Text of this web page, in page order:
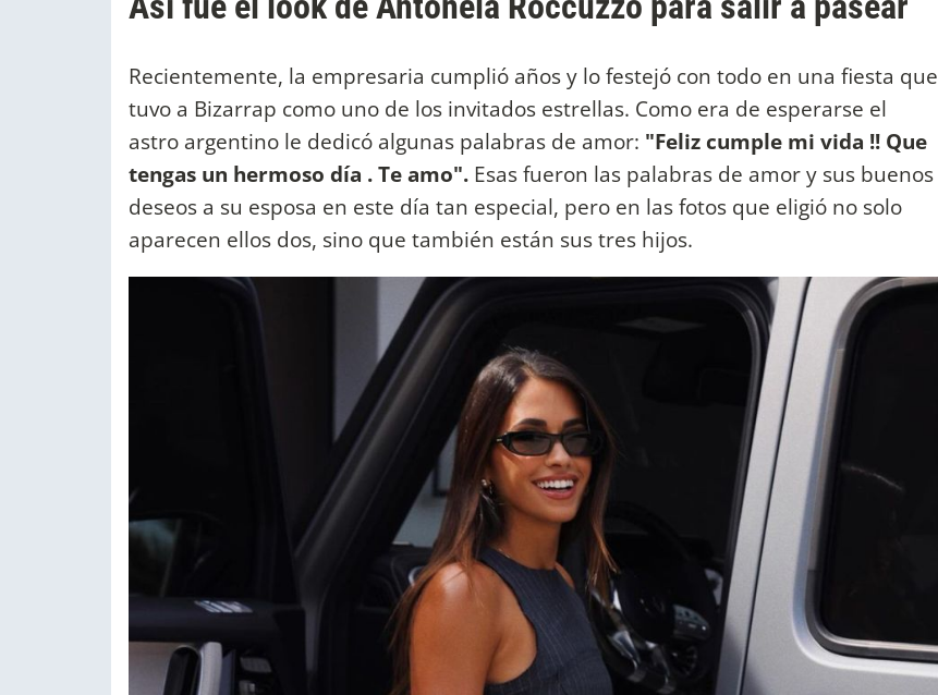
Recientemente, la empresaria cumplió años y lo festejó con todo en una fiesta que
tuvo a Bizarrap como uno de los invitados estrellas. Como era de esperarse el
astro argentino le dedicó algunas palabras de amor: "Feliz cumple mi vida !! Que
tengas un hermoso día . Te amo". Esas fueron las palabras de amor y sus buenos
deseos a su esposa en este día tan especial, pero en las fotos que eligió no solo
aparecen ellos dos, sino que también están sus tres hijos.